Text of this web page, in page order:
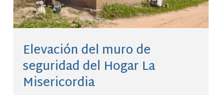
Elevación del muro de
seguridad del Hogar La
Misericordia